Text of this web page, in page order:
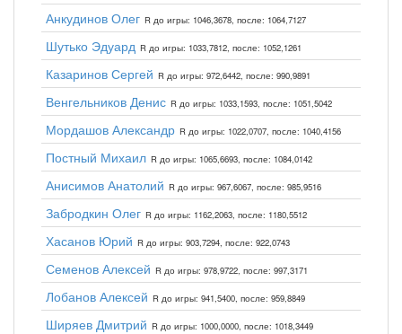
Анкудинов Олег R до игры: 1046,3678, после: 1064,7127
Шутько Эдуард R до игры: 1033,7812, после: 1052,1261
Казаринов Сергей R до игры: 972,6442, после: 990,9891
Венгельников Денис R до игры: 1033,1593, после: 1051,5042
Мордашов Александр R до игры: 1022,0707, после: 1040,4156
Постный Михаил R до игры: 1065,6693, после: 1084,0142
Анисимов Анатолий R до игры: 967,6067, после: 985,9516
Забродкин Олег R до игры: 1162,2063, после: 1180,5512
Хасанов Юрий R до игры: 903,7294, после: 922,0743
Семенов Алексей R до игры: 978,9722, после: 997,3171
Лобанов Алексей R до игры: 941,5400, после: 959,8849
Ширяев Дмитрий R до игры: 1000,0000, после: 1018,3449